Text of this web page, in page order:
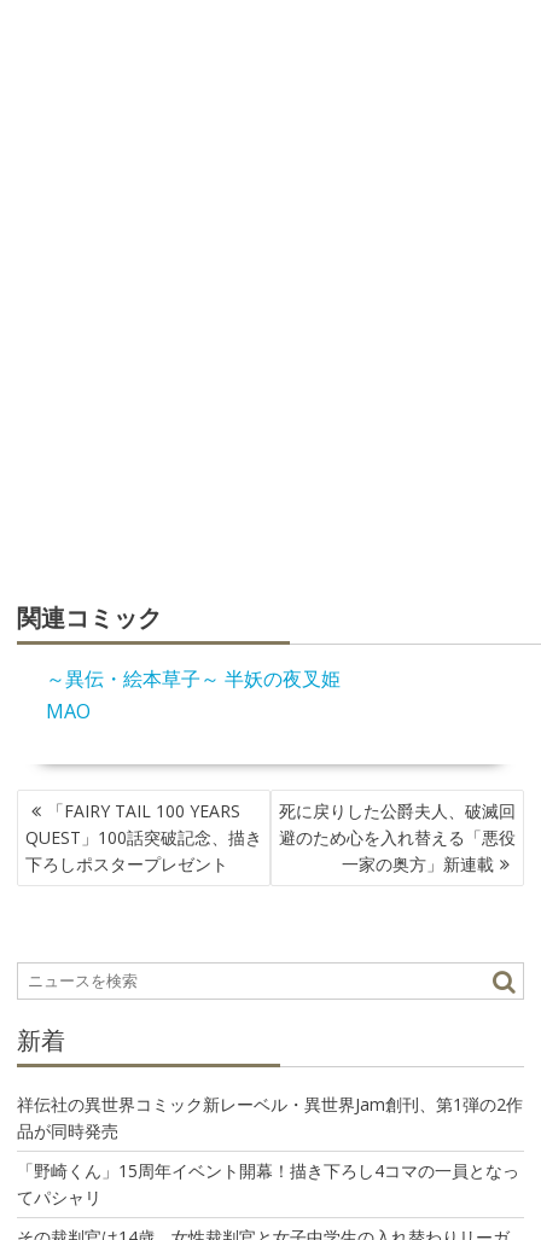
関連コミック
～異伝・絵本草子～ 半妖の夜叉姫
MAO
投
稿
ナ
ビ
シ
ョ
「FAIRY TAIL 100 YEARS
QUEST」100話突破記念、描き
下ろしポスタープレゼント
死に戻りした公爵夫人、破滅回
避のため心を入れ替える「悪役
一家の奥方」新連載
新着
祥伝社の異世界コミック新レーベル・異世界Jam創刊、第1弾の2作
品が同時発売
「野崎くん」15周年イベント開幕！描き下ろし4コマの一員となっ
てパシャリ